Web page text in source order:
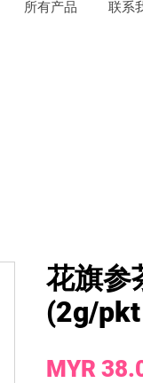
所有产品 联系
花旗参
(2g/
MYR